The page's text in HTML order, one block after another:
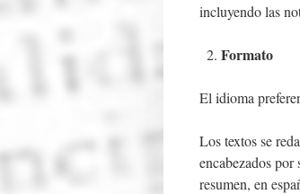
incluyendo las
Formato
El idioma
Los textos se
encabezados
resumen, en